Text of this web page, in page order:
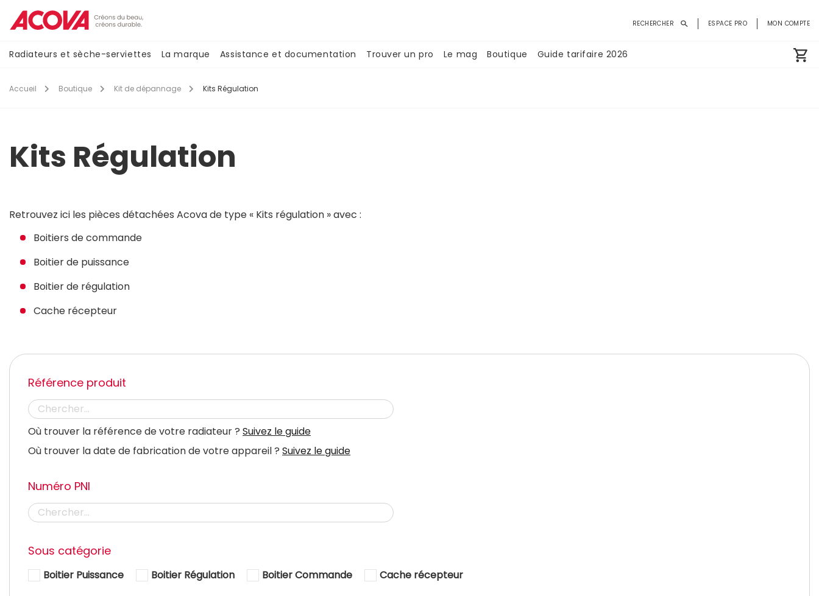
contenu
Menu
RECHERCHER ESPACE PRO MON COMPTE
principale
Radiateurs et sèche-serviettes La marque Assistance et documentation Trouver un pro Le mag Boutique Guide tarifaire 2026
Accueil Boutique Kit de dépannage Kits Régulation
Kits Régulation
Référence produit
Où trouver la référence de votre radiateur ? Suivez le guide
Où trouver la date de fabrication de votre appareil ? Suivez le guide
Numéro PNI
Sous catégorie
Boitier Puissance Boitier Régulation Boitier Commande Cache récepteur
Retrouvez ici les pièces détachées Acova de type « Kits régulation » avec :
Boitiers de commande
Boitier de puissance
Boitier de régulation
Cache récepteur